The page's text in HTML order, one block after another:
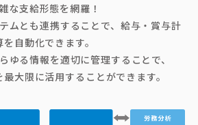
な支給形態を網羅！
ムとも連携することで、給与・賞与計
を自動化できます。
ゆる情報を適切に管理することで、
大限に活用することができます。